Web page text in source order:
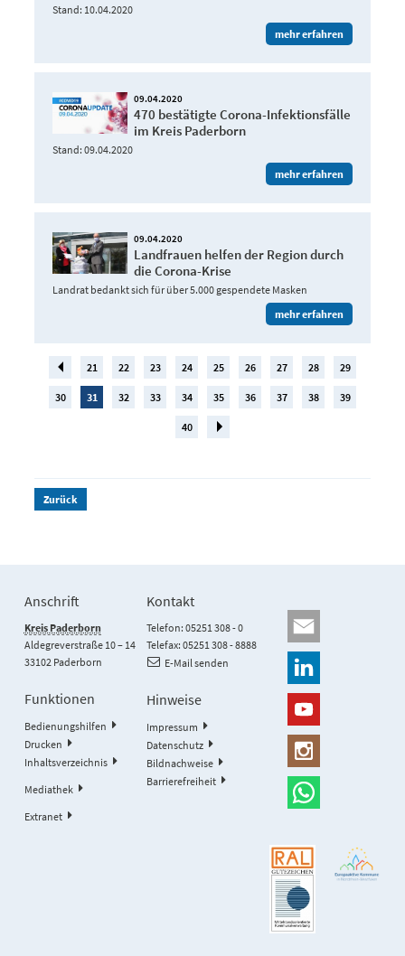
Stand: 10.04.2020
mehr erfahren
09.04.2020
470 bestätigte Corona-Infektionsfälle
im Kreis Paderborn
Stand: 09.04.2020
mehr erfahren
09.04.2020
Landfrauen helfen der Region durch
die Corona-Krise
Landrat bedankt sich für über 5.000 gespendete Masken
mehr erfahren
21 22 23 24 25 26 27 28 29
30 31 32 33 34 35 36 37 38 39
40
Zurück
Anschrift
Kreis Paderborn
Aldegreverstraße 10 – 14
33102 Paderborn
Kontakt
Telefon: 05251 308 - 0
Telefax: 05251 308 - 8888
E-Mail senden
Funktionen
Bedienungshilfen
Drucken
Inhaltsverzeichnis
Mediathek
Extranet
Hinweise
Impressum
Datenschutz
Bildnachweise
Barrierefreiheit